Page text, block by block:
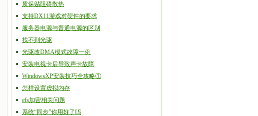
质保贴阻碍散热
支持DX11游戏对硬件的要求
服务器电源与普通电源的区别
找不到光驱
光驱改DMA模式故障一例
安装电视卡后导致声卡故障
WindowsXP安装技巧全攻略①
怎样设置虚拟内存
efs加密相关问题
系统“同步”你用好了吗